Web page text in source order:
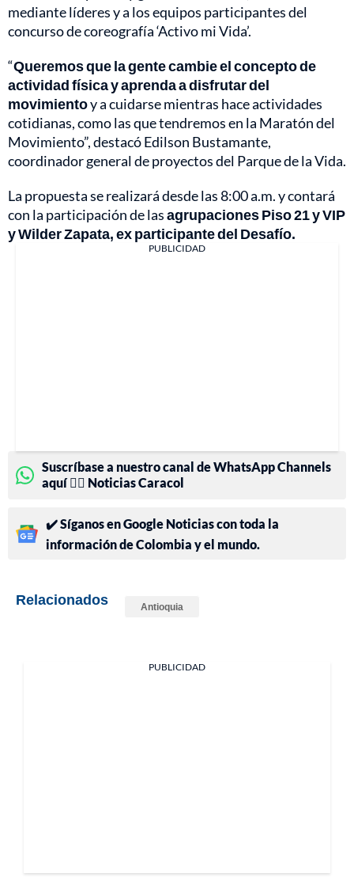
mediante líderes y a los equipos participantes del
concurso de coreografía ‘Activo mi Vida’.
“Queremos que la gente cambie el concepto de
actividad física y aprenda a disfrutar del
movimientoy a cuidarse mientras hace actividades
cotidianas, como las que tendremos en la Maratón del
Movimiento”, destacó Edilson Bustamante,
coordinador general de proyectos del Parque de la Vida.
La propuesta se realizará desde las 8:00 a.m. y contará
con la participación de lasagrupaciones Piso 21 y VIP
y Wilder Zapata, ex participante del Desafío.
PUBLICIDAD
Suscríbase a nuestro canal de WhatsApp Channels
aquí 👉🏻 Noticias Caracol
✔️ Síganos en Google Noticias con toda la
información de Colombia y el mundo.
Relacionados Antioquia
PUBLICIDAD